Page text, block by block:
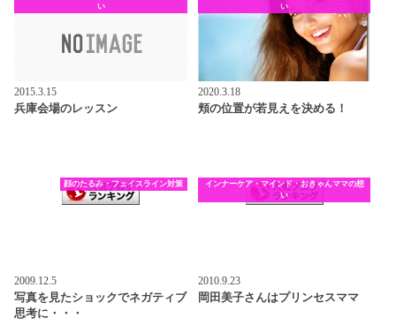
い
2015.3.15
兵庫会場のレッスン
い
2020.3.18
頬の位置が若見えを決める！
顔のたるみ・フェイスライン対策
2009.12.5
写真を見たショックでネガティブ
思考に・・・
インナーケア・マインド・おきゃんママの想
い
2010.9.23
岡田美子さんはプリンセスママ